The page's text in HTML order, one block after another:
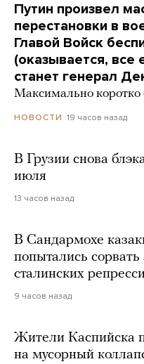
Путин произвел
перестановки в
Главой Войск
(оказывается, все
станет генерал
Максимально коротко
НОВОСТИ 19 часов назад
В Грузии снова
июля
13 часов назад
В Сандармохе
попытались
сталинских
9 часов назад
Жители Каспийска
на мусорный